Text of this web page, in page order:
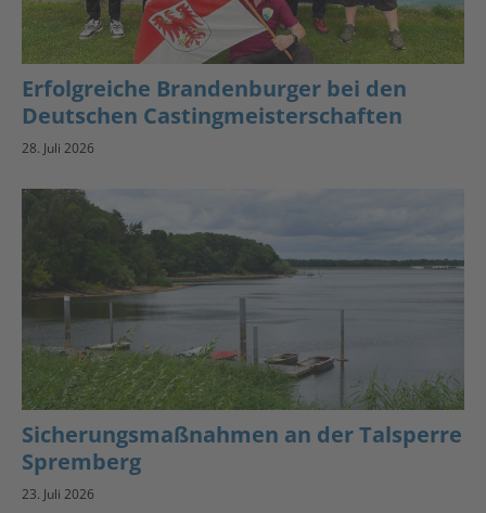
Erfolgreiche Brandenburger bei den
Deutschen Castingmeisterschaften
28. Juli 2026
Sicherungsmaßnahmen an der Talsperre
Spremberg
23. Juli 2026